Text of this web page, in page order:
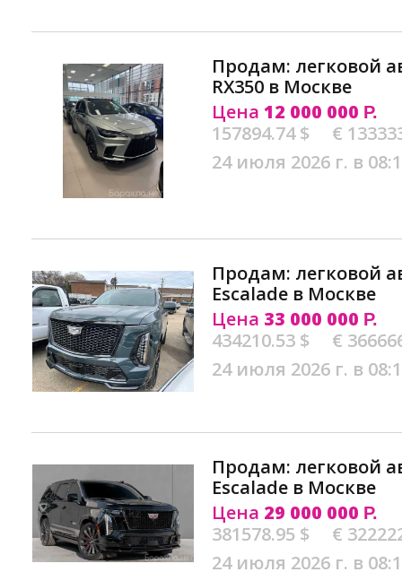
Продам: легковой
RX350 в Москве
Цена 12 000 000 Р.
157894.74 $
€
24 июля 2026 г. в
Продам: легковой
Escalade в Москве
Цена 33 000 000 Р.
434210.53 $
€
24 июля 2026 г. в
Продам: легковой
Escalade в Москве
Цена 29 000 000 Р.
381578.95 $
€
24 июля 2026 г. в